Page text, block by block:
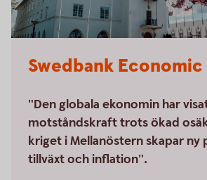
Swedbank
"Den globala ekonomin har
motståndskraft trots ökad
kriget i Mellanöstern skapar ny
tillväxt och inflation".